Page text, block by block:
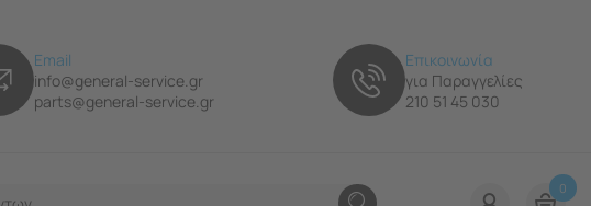
Email
info@general-service.gr
parts@general-service.gr
Επικοινωνία
για Παραγγελίες
210 51 45 030
0